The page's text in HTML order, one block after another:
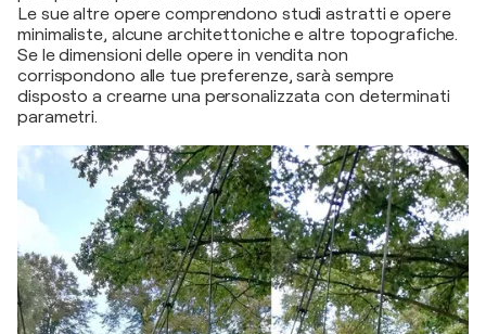
Le sue altre opere comprendono studi astratti e opere
minimaliste, alcune architettoniche e altre topografiche.
Se le dimensioni delle opere in vendita non
corrispondono alle tue preferenze, sarà sempre
disposto a crearne una personalizzata con determinati
parametri.